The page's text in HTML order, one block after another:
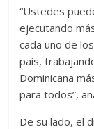
“Ustedes
ejecutando
cada uno de
país,
Dominicana
para todos”,
De su lado, el